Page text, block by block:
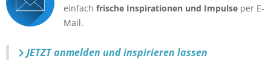
einfach frische Inspirationen und Impulse per E-
Mail.
JETZT anmelden und inspirieren lassen